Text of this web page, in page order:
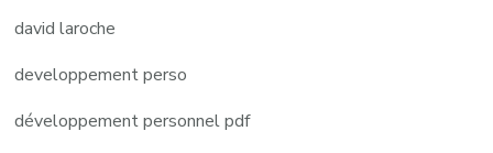
david laroche
developpement perso
développement personnel pdf